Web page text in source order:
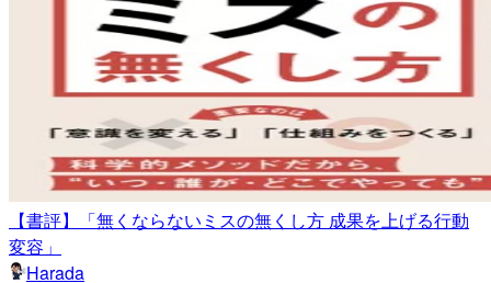
【書評】「無くならないミスの無くし方 成果を上げる行動
変容」
Harada